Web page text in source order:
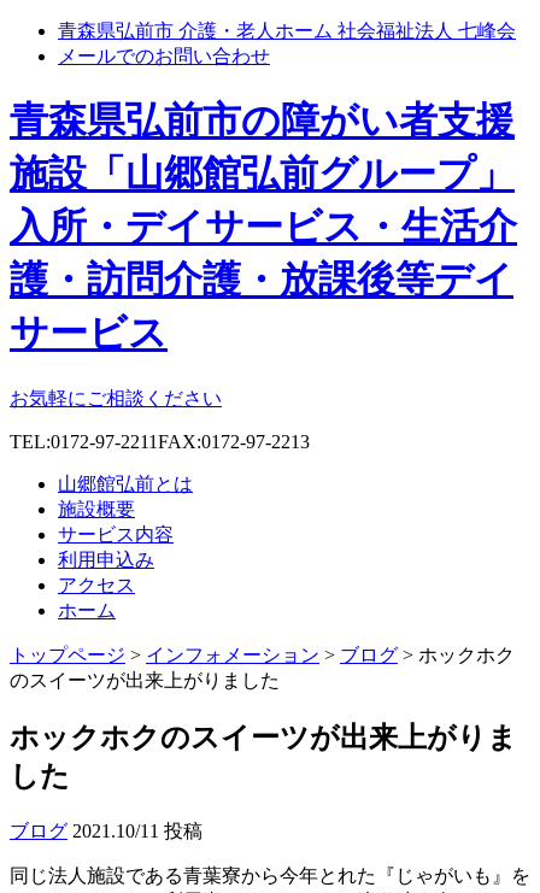
青森県弘前市 介護・老人ホーム 社会福祉法人 七峰会
メールでのお問い合わせ
青森県弘前市の障がい者支援
施設「山郷館弘前グループ」
入所・デイサービス・生活介
護・訪問介護・放課後等デイ
サービス
お気軽にご相談ください
TEL:0172-97-2211FAX:0172-97-2213
山郷館弘前とは
施設概要
サービス内容
利用申込み
アクセス
ホーム
トップページ > インフォメーション > ブログ > ホックホク
のスイーツが出来上がりました
ホックホクのスイーツが出来上がりま
した
ブログ 2021.10/11 投稿
同じ法人施設である青葉寮から今年とれた『じゃがいも』を